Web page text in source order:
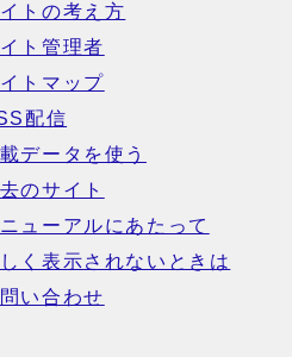
トの考え方
ト管理者
トマップ
配信
データを使う
のサイト
ューアルにあたって
く表示されないときは
い合わせ